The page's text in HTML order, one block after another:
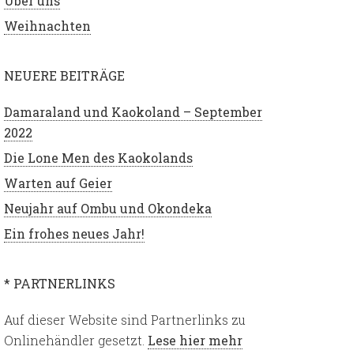
Weihnachten
NEUERE BEITRÄGE
Damaraland und Kaokoland – September
2022
Die Lone Men des Kaokolands
Warten auf Geier
Neujahr auf Ombu und Okondeka
Ein frohes neues Jahr!
* PARTNERLINKS
Auf dieser Website sind Partnerlinks zu
Onlinehändler gesetzt. Lese hier mehr